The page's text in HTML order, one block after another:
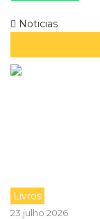
Noticias
Livros
23 julho 2026